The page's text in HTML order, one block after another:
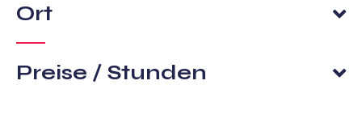
Ort
Preise / Stunden